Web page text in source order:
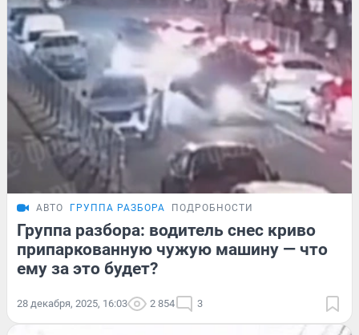
АВТО ГРУППА РАЗБОРА ПОДРОБНОСТИ
Группа разбора: водитель снес криво
припаркованную чужую машину — что
ему за это будет?
28 декабря, 2025, 16:03 2 854 3